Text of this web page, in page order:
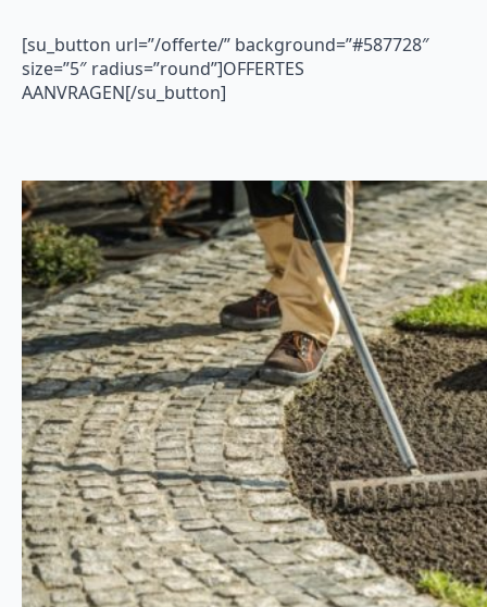
[su_button url=”/offerte/” background=”#587728″
size=”5″ radius=”round”]OFFERTES
AANVRAGEN[/su_button]